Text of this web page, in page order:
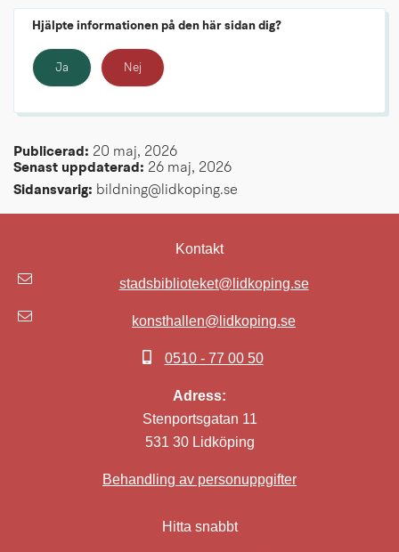
Hjälpte informationen på den här sidan dig?
Ja Nej
Publicerad: 20 maj, 2026
Senast uppdaterad: 26 maj, 2026
Sidansvarig: bildning@lidkoping.se
Kontakt
stadsbiblioteket@lidkoping.se
konsthallen@lidkoping.se
0510 - 77 00 50
Adress:
Stenportsgatan 11
531 30 Lidköping
Behandling av personuppgifter
Hitta snabbt